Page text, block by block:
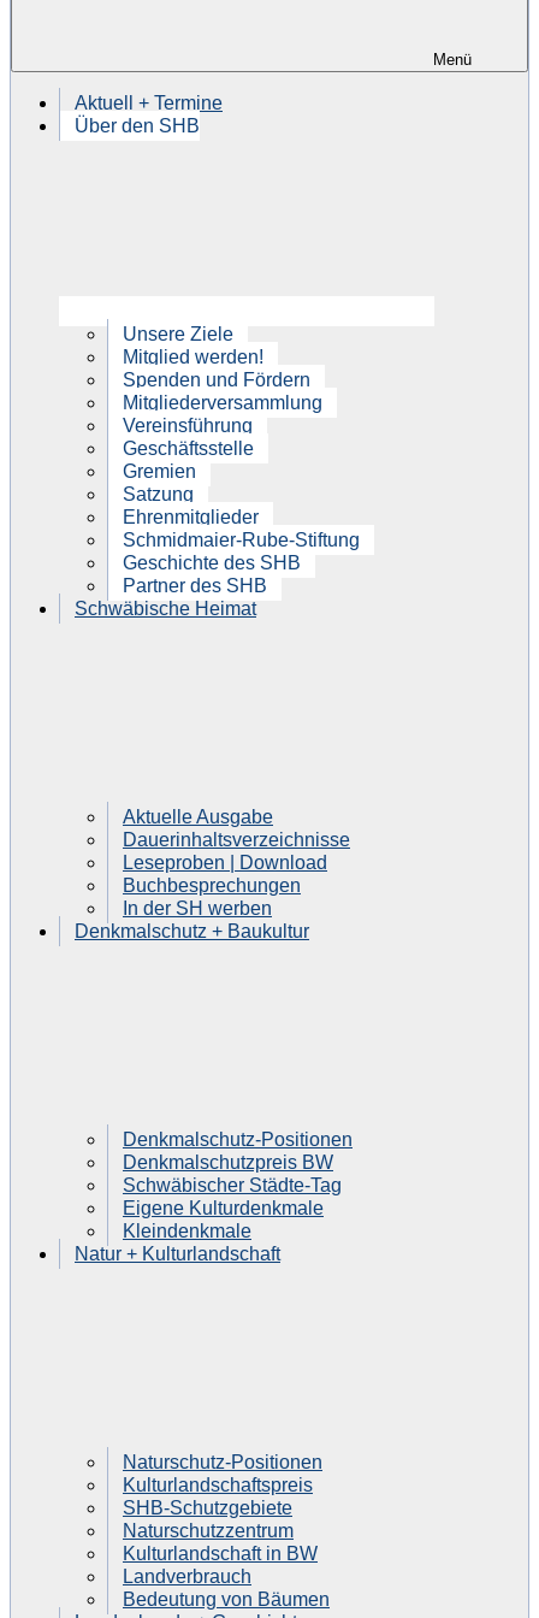
Menü
Aktuell + Termine
Über den SHB
Unsere Ziele
Mitglied werden!
Spenden und Fördern
Mitgliederversammlung
Vereinsführung
Geschäftsstelle
Gremien
Satzung
Ehrenmitglieder
Schmidmaier-Rube-Stiftung
Geschichte des SHB
Partner des SHB
Schwäbische Heimat
Aktuelle Ausgabe
Dauerinhaltsverzeichnisse
Leseproben | Download
Buchbesprechungen
In der SH werben
Denkmalschutz + Baukultur
Denkmalschutz-Positionen
Denkmalschutzpreis BW
Schwäbischer Städte-Tag
Eigene Kulturdenkmale
Kleindenkmale
Natur + Kulturlandschaft
Naturschutz-Positionen
Kulturlandschaftspreis
SHB-Schutzgebiete
Naturschutzzentrum
Kulturlandschaft in BW
Landverbrauch
Bedeutung von Bäumen